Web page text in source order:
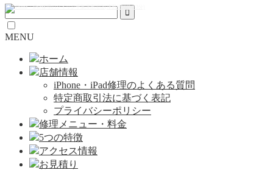
MENU
ホーム
店舗情報
iPhone・iPad修理のよくある質問
特定商取引法に基づく表記
プライバシーポリシー
修理メニュー・料金
5つの特徴
アクセス情報
お見積り